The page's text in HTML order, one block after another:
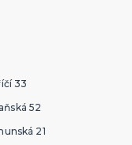
33
52
21